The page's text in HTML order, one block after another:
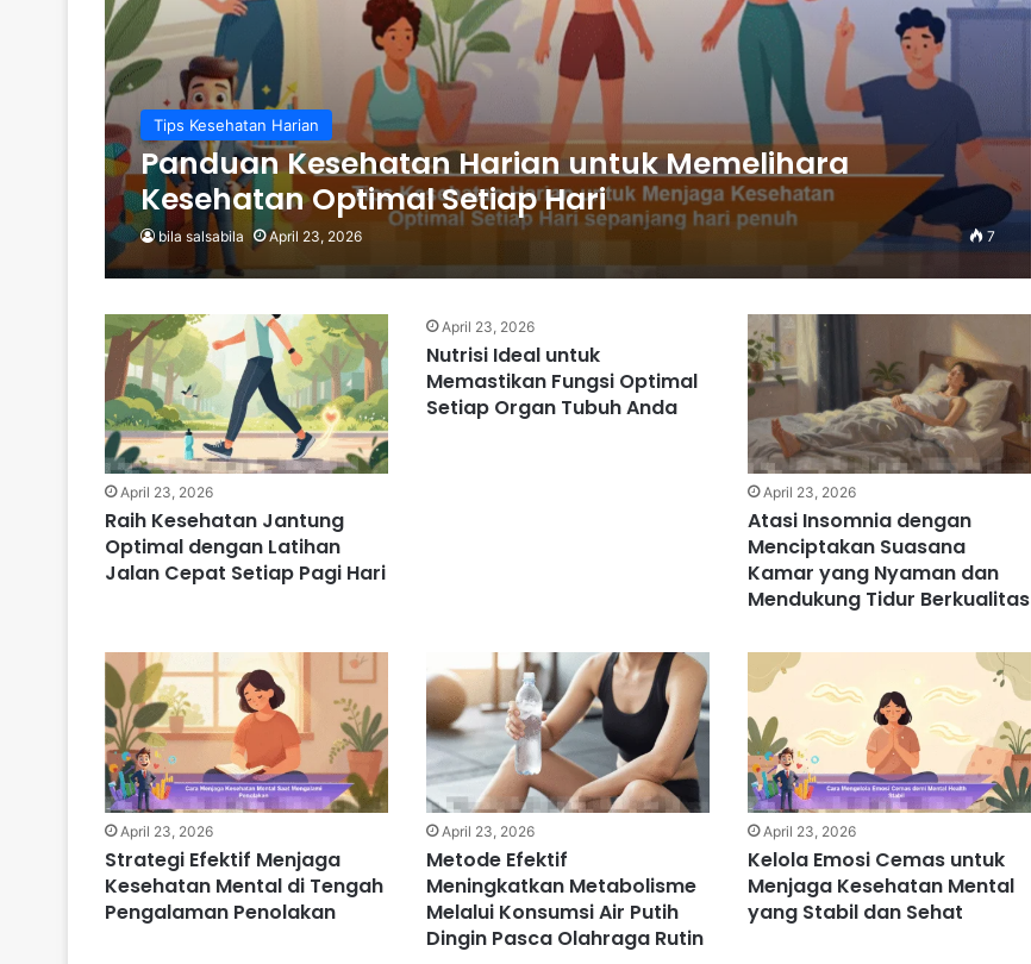
Tips Kesehatan Harian
Panduan Kesehatan Harian untuk Memelihara
Kesehatan Optimal Setiap Hari
bila salsabila April 23, 2026 7
April 23, 2026
Raih Kesehatan Jantung
Optimal dengan Latihan
Jalan Cepat Setiap Pagi Hari
April 23, 2026
Nutrisi Ideal untuk
Memastikan Fungsi Optimal
Setiap Organ Tubuh Anda
April 23, 2026
Atasi Insomnia dengan
Menciptakan Suasana
Kamar yang Nyaman dan
Mendukung Tidur Berkualitas
April 23, 2026
Strategi Efektif Menjaga
Kesehatan Mental di Tengah
Pengalaman Penolakan
April 23, 2026
Metode Efektif
Meningkatkan Metabolisme
Melalui Konsumsi Air Putih
Dingin Pasca Olahraga Rutin
April 23, 2026
Kelola Emosi Cemas untuk
Menjaga Kesehatan Mental
yang Stabil dan Sehat